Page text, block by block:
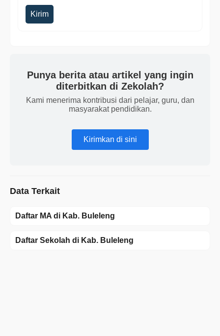
Kirim
Punya berita atau artikel yang ingin
diterbitkan di Zekolah?
Kami menerima kontribusi dari pelajar, guru, dan
masyarakat pendidikan.
Kirimkan di sini
Data Terkait
Daftar MA di Kab. Buleleng
Daftar Sekolah di Kab. Buleleng